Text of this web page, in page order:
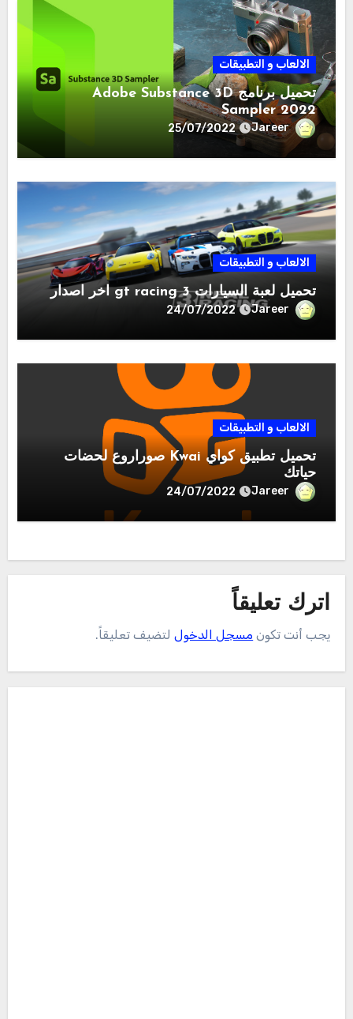
الالعاب و التطبيقات
تحميل برنامج Adobe Substance 3D
Sampler 2022
Jareer
25/07/2022
الالعاب و التطبيقات
تحميل لعبة السيارات gt racing 3 اخر اصدار
Jareer
24/07/2022
الالعاب و التطبيقات
تحميل تطبيق كواي Kwai صوراروع لحضات
حياتك
Jareer
24/07/2022
اترك تعليقاً
يجب أنت تكون مسجل الدخوللتضيف تعليقاً.